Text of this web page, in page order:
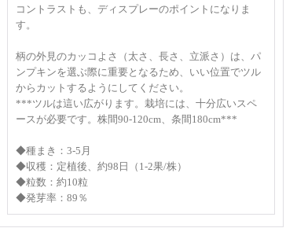
コントラストも、ディスプレーのポイントになりま
す。
柄の外見のカッコよさ（太さ、長さ、立派さ）は、パ
ンプキンを選ぶ際に重要となるため、いい位置でツル
からカットするようにしてください。
***ツルは這い広がります。栽培には、十分広いスペ
ースが必要です。株間90-120cm、条間180cm***
◆種まき：3-5月
◆収穫：定植後、約98日（1-2果/株）
◆粒数：約10粒
◆発芽率：89％